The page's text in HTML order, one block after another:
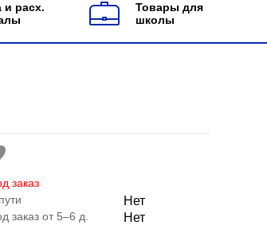
и расх.
Товары для
школы
заказ
Нет
заказ от 5–6 д. Нет